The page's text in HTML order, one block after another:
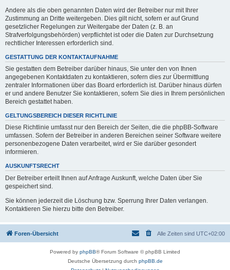
Andere als die oben genannten Daten wird der Betreiber nur mit Ihrer
Zustimmung an Dritte weitergeben. Dies gilt nicht, sofern er auf Grund
gesetzlicher Regelungen zur Weitergabe der Daten (z. B. an
Strafverfolgungsbehörden) verpflichtet ist oder die Daten zur Durchsetzung
rechtlicher Interessen erforderlich sind.
GESTATTUNG DER KONTAKTAUFNAHME
Sie gestatten dem Betreiber darüber hinaus, Sie unter den von Ihnen
angegebenen Kontaktdaten zu kontaktieren, sofern dies zur Übermittlung
zentraler Informationen über das Board erforderlich ist. Darüber hinaus dürfen
er und andere Benutzer Sie kontaktieren, sofern Sie dies in Ihrem persönlichen
Bereich gestattet haben.
GELTUNGSBEREICH DIESER RICHTLINIE
Diese Richtlinie umfasst nur den Bereich der Seiten, die die phpBB-Software
umfassen. Sofern der Betreiber in anderen Bereichen seiner Software weitere
personenbezogene Daten verarbeitet, wird er Sie darüber gesondert
informieren.
AUSKUNFTSRECHT
Der Betreiber erteilt Ihnen auf Anfrage Auskunft, welche Daten über Sie
gespeichert sind.
Sie können jederzeit die Löschung bzw. Sperrung Ihrer Daten verlangen.
Kontaktieren Sie hierzu bitte den Betreiber.
Foren-Übersicht Alle Zeiten sind UTC+02:00
Powered by phpBB® Forum Software © phpBB Limited
Deutsche Übersetzung durch phpBB.de